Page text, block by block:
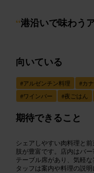
“港沿いで味わう
向いている
#アルゼンチン料理 #カ
#ワインバー #夜ごはん
期待できること
シェアしやすい肉料理と
肢が豊富です。店内はバ
テーブル席があり、気軽
タッフは案内や料理の説明